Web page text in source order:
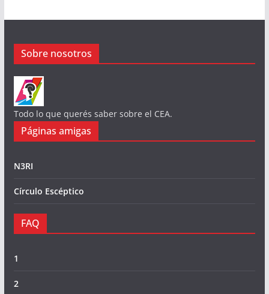
Sobre nosotros
Todo lo que querés saber sobre el CEA.
Páginas amigas
N3RI
Círculo Escéptico
FAQ
1
2